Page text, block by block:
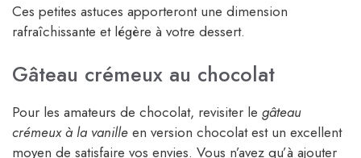
Ces petites astuces apporteront une dimension
rafraîchissante et légère à votre dessert.
Gâteau crémeux au chocolat
Pour les amateurs de chocolat, revisiter le gâteau
crémeux à la vanille en version chocolat est un excellent
moyen de satisfaire vos envies. Vous n’avez qu’à ajouter